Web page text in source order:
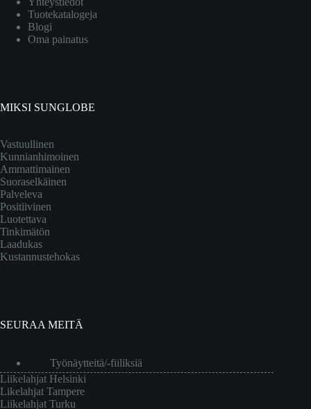
Tuotekatalogeja
Blogi
Oma painatus
MIKSI SUNGLOBE
Vastuullinen
Kunnianhimoinen
Ammattimainen
Suoraselkäinen
Palveleva
Positiivinen
Luotettava
Tinkimätön
Laadukas
Kustannustehokas
SEURAA MEITÄ
Työnäytteitä/-fiiliksiä
Liikelahjat Helsinki
Likelahjat Tampere
Liikelahjat Turku